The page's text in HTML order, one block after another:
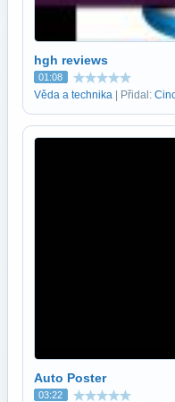
hgh reviews
01:08
Věda a technika | Přidal:
Auto Poster
03:22